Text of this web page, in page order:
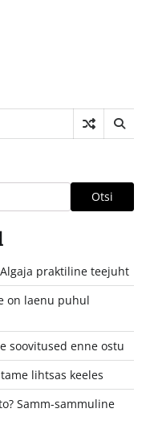
Otsi
praktiline teejuht
on laenu puhul
soovitused enne ostu
lihtsas keeles
Samm-sammuline